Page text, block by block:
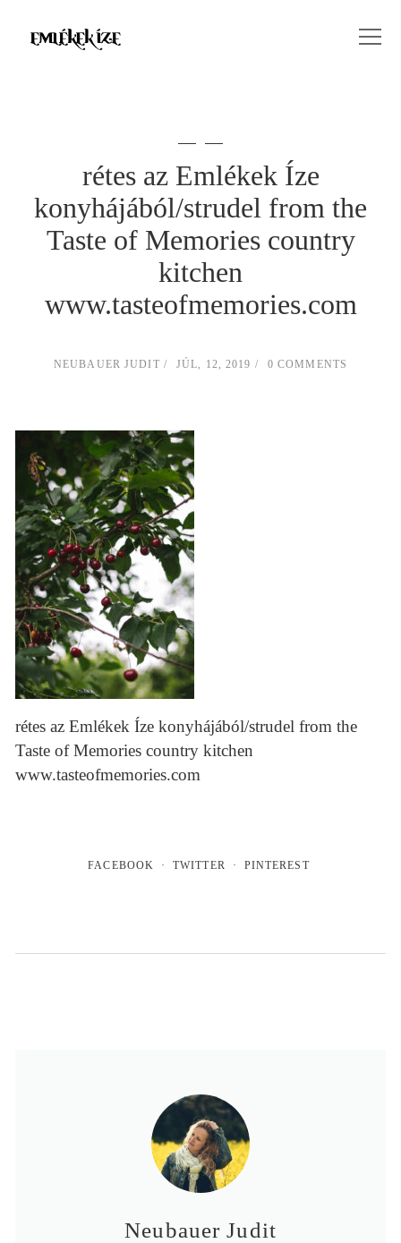
rétes az Emlékek Íze
konyhájából/strudel from the
Taste of Memories country
kitchen
www.tasteofmemories.com
NEUBAUER JUDIT JÚL, 12, 2019 0 COMMENTS
rétes az Emlékek Íze konyhájából/strudel from the
Taste of Memories country kitchen
www.tasteofmemories.com
FACEBOOK TWITTER PINTEREST
Neubauer Judit